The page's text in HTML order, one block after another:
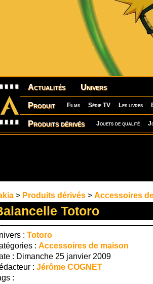
Actualités Univers
Produit Films Série TV Les livres
Produits dérivés Jouets de qualité
> Produits dérivés > Accessoires
Totoro
: Totoro
: Accessoires de maison
: Dimanche 25 janvier 2009
: Jérôme COGNET
: